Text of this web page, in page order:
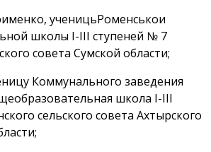
ученицьРоменськои
школы I-III ступеней № 7
совета Сумской области;
Коммунального заведения
школа I-III
сельского совета Ахтырского